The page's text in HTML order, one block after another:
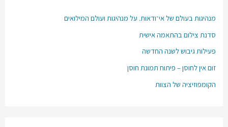
מנהיגות בעולם של אי־ודאות. על מנהיגות ועולם המילואים
סדנת צילום בהתאמה אישית
פעילות גיבוש לשנה החדשה
זום אין לחוסן – פיתוח תמונת חוסן
הקומפוזיציה של הצוות